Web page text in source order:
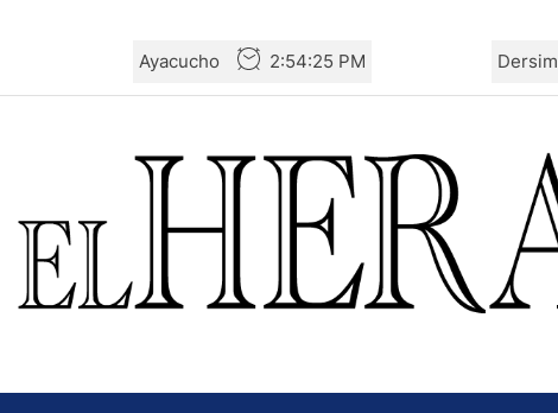
the
Ayacucho 2:54:26 PM Dersim